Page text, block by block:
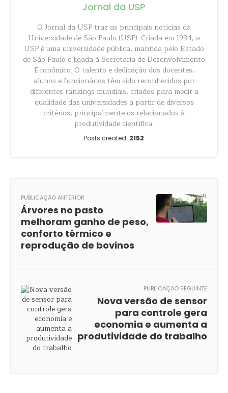
Jornal da USP
O Jornal da USP traz as principais notícias da
Universidade de São Paulo (USP). Criada em 1934, a
USP é uma universidade pública, mantida pelo Estado
de São Paulo e ligada à Secretaria de Desenvolvimento
Econômico. O talento e dedicação dos docentes,
alunos e funcionários têm sido reconhecidos por
diferentes rankings mundiais, criados para medir a
qualidade das universidades a partir de diversos
critérios, principalmente os relacionados à
produtividade científica.
Posts created: 2152
PUBLICAÇÃO ANTERIOR
Árvores no pasto
melhoram ganho de peso,
conforto térmico e
reprodução de bovinos
PUBLICAÇÃO SEGUINTE
Nova versão de sensor
para controle gera
economia e aumenta a
produtividade do trabalho